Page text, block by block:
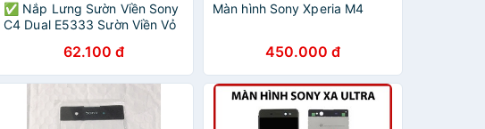
✅ Nắp Lưng Sườn Viền Sony
C4 Dual E5333 Sườn Viền Vỏ
Camera Linh Kiện Thay Thế
62.100 đ
Màn hình Sony Xperia M4
450.000 đ